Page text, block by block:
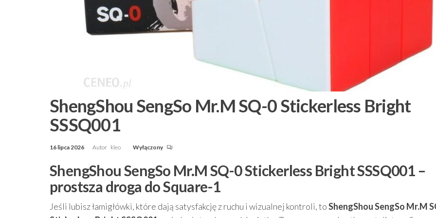
ShengShou SengSo Mr.M SQ-0 Stickerless Bright
SSSQ001
16 lipca 2026 Autor kleo Wyłączony
ShengShou SengSo Mr.M SQ-0 Stickerless Bright SSSQ001 –
prostsza droga do Square-1
Jeśli lubisz łamigłówki, które dają satysfakcję z ruchu i wizualnej kontroli, toShengShou SengSo Mr.M